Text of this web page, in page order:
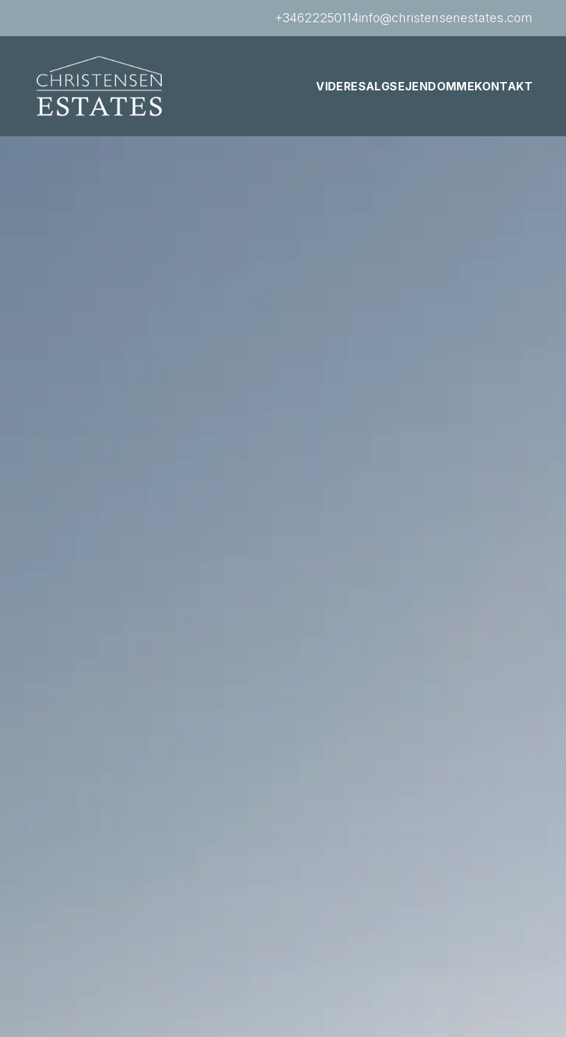
+34622250114info@christensenestates.com
VIDERESALGSEJENDOMMEKONTAKT